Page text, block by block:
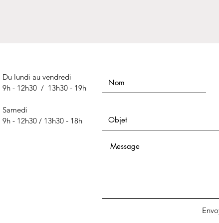
Du lundi au vendredi
9h - 12h30 / 13h30 - 19h
Samedi
9h - 12h30 / 13h30 - 18h